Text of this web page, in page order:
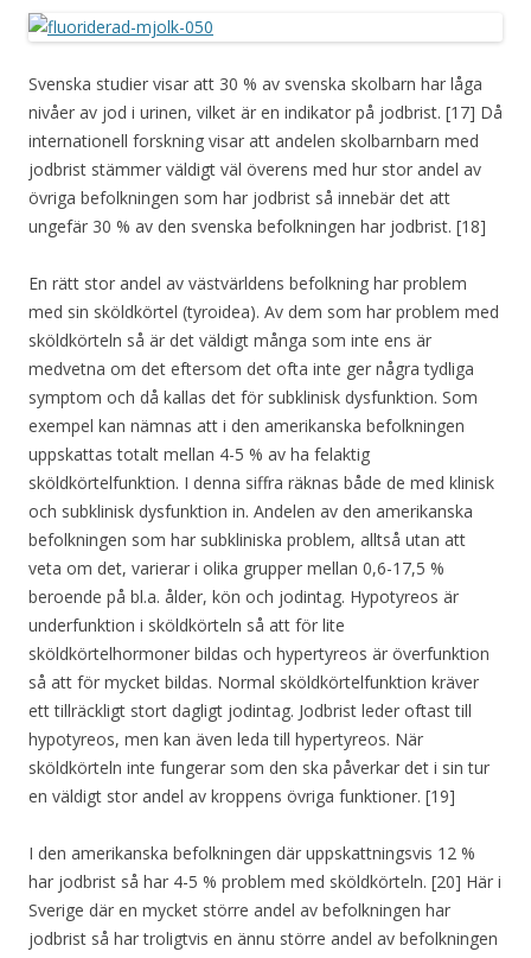
Svenska studier visar att 30 % av svenska skolbarn har låga
nivåer av jod i urinen, vilket är en indikator på jodbrist. [17] Då
internationell forskning visar att andelen skolbarnbarn med
jodbrist stämmer väldigt väl överens med hur stor andel av
övriga befolkningen som har jodbrist så innebär det att
ungefär 30 % av den svenska befolkningen har jodbrist. [18]
En rätt stor andel av västvärldens befolkning har problem
med sin sköldkörtel (tyroidea). Av dem som har problem med
sköldkörteln så är det väldigt många som inte ens är
medvetna om det eftersom det ofta inte ger några tydliga
symptom och då kallas det för subklinisk dysfunktion. Som
exempel kan nämnas att i den amerikanska befolkningen
uppskattas totalt mellan 4-5 % av ha felaktig
sköldkörtelfunktion. I denna siffra räknas både de med klinisk
och subklinisk dysfunktion in. Andelen av den amerikanska
befolkningen som har subkliniska problem, alltså utan att
veta om det, varierar i olika grupper mellan 0,6-17,5 %
beroende på bl.a. ålder, kön och jodintag. Hypotyreos är
underfunktion i sköldkörteln så att för lite
sköldkörtelhormoner bildas och hypertyreos är överfunktion
så att för mycket bildas. Normal sköldkörtelfunktion kräver
ett tillräckligt stort dagligt jodintag. Jodbrist leder oftast till
hypotyreos, men kan även leda till hypertyreos. När
sköldkörteln inte fungerar som den ska påverkar det i sin tur
en väldigt stor andel av kroppens övriga funktioner. [19]
I den amerikanska befolkningen där uppskattningsvis 12 %
har jodbrist så har 4-5 % problem med sköldkörteln. [20] Här i
Sverige där en mycket större andel av befolkningen har
jodbrist så har troligtvis en ännu större andel av befolkningen